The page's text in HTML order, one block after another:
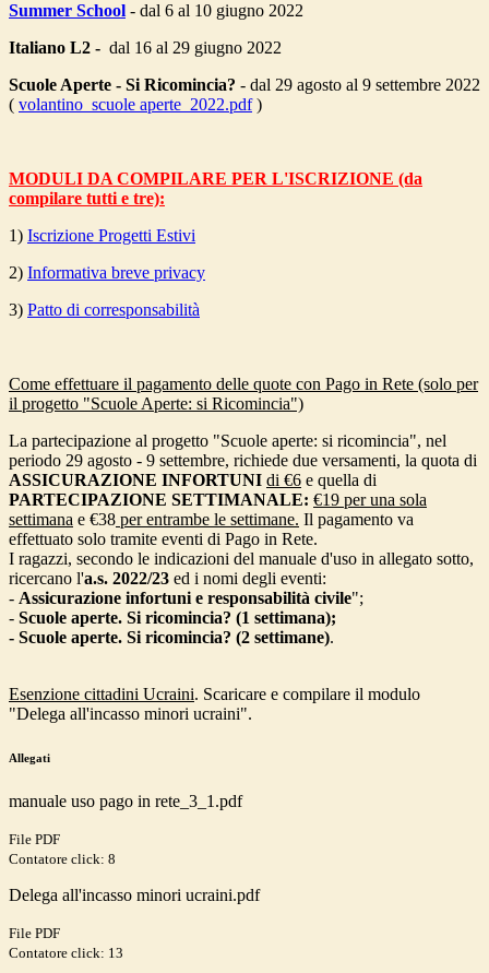
Summer School - dal 6 al 10 giugno 2022
Italiano L2 - dal 16 al 29 giugno 2022
Scuole Aperte - Si Ricomincia? - dal 29 agosto al 9 settembre 2022
( volantino_scuole aperte_2022.pdf)
MODULI DA COMPILARE PER L'ISCRIZIONE (da
compilare tutti e tre):
1) Iscrizione Progetti Estivi
2) Informativa breve privacy
3) Patto di corresponsabilità
Come effettuare il pagamento delle quote con Pago in Rete (solo per
il progetto "Scuole Aperte: si Ricomincia")
La partecipazione al progetto "Scuole aperte: si ricomincia", nel
periodo 29 agosto - 9 settembre, richiede due versamenti, la quota di
ASSICURAZIONE INFORTUNI di €6 e quella di
PARTECIPAZIONE SETTIMANALE: €19 per una sola
settimana e €38 per entrambe le settimane. Il pagamento va
effettuato solo tramite eventi di Pago in Rete.
I ragazzi, secondo le indicazioni del manuale d'uso in allegato sotto,
ricercano l'a.s. 2022/23 ed i nomi degli eventi:
- Assicurazione infortuni e responsabilità civile";
- Scuole aperte. Si ricomincia? (1 settimana);
- Scuole aperte. Si ricomincia? (2 settimane).
Esenzione cittadini Ucraini. Scaricare e compilare il modulo
"Delega all'incasso minori ucraini".
Allegati
manuale uso pago in rete_3_1.pdf
File PDF
Contatore click: 8
Delega all'incasso minori ucraini.pdf
File PDF
Contatore click: 13